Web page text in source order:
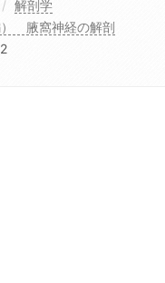
解剖学
） 腋窩神経の解剖